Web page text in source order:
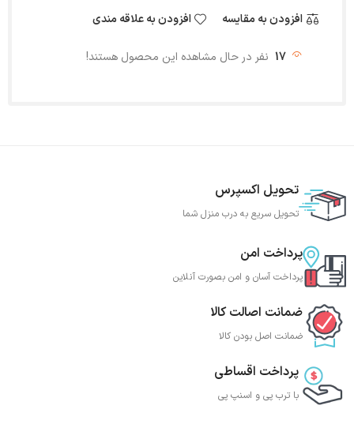
افزودن به مقایسه
افزودن به علاقه مندی
17 نفر در حال مشاهده این محصول هستند!
تحویل اکسپرس
تحویل سریع به درب منزل شما
پرداخت امن
پرداخت آسان و امن بصورت آنلاین
ضمانت اصالت کالا
ضمانت اصل بودن کالا
پرداخت اقساطی
با ترب‌ پی و اسنپ پی